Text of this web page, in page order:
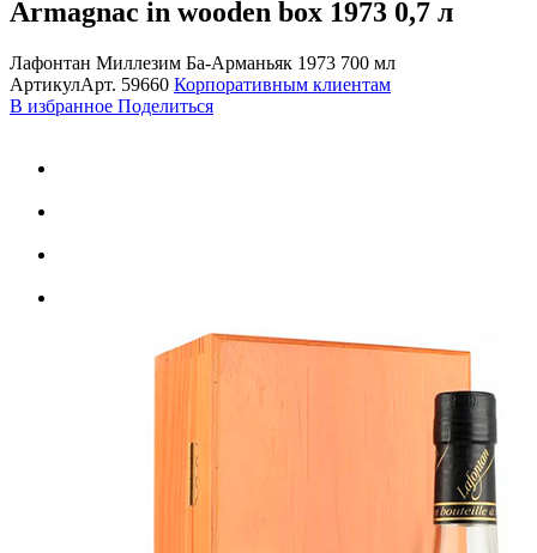
Armagnac in wooden box 1973 0,7 л
Лафонтан Миллезим Ба-Арманьяк 1973 700 мл
АртикулАрт. 59660 Корпоративным клиентам
В избранное Поделиться